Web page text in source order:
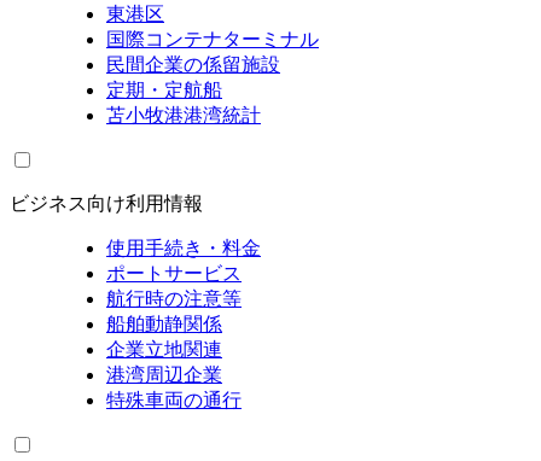
東港区
国際コンテナターミナル
民間企業の係留施設
定期・定航船
苫小牧港港湾統計
ビジネス向け利用情報
使用手続き・料金
ポートサービス
航行時の注意等
船舶動静関係
企業立地関連
港湾周辺企業
特殊車両の通行